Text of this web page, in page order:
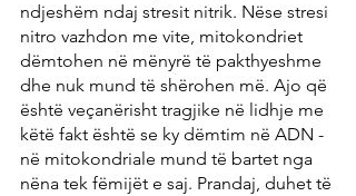
ndjeshëm ndaj stresit nitrik. Nëse stresi
nitro vazhdon me vite, mitokondriet
dëmtohen në mënyrë të pakthyeshme
dhe nuk mund të shërohen më. Ajo që
është veçanërisht tragjike në lidhje me
këtë fakt është se ky dëmtim në ADN -
në mitokondriale mund të bartet nga
nëna tek fëmijët e saj. Prandaj, duhet të